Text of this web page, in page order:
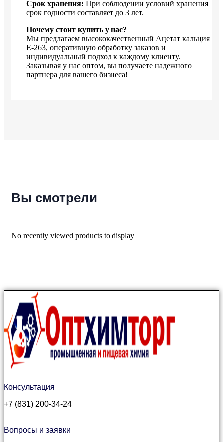
Срок хранения: При соблюдении условий хранения
срок годности составляет до 3 лет.
Почему стоит купить у нас?
Мы предлагаем высококачественный Ацетат кальция
Е-263, оперативную обработку заказов и
индивидуальный подход к каждому клиенту.
Заказывая у нас оптом, вы получаете надежного
партнера для вашего бизнеса!
Вы смотрели
No recently viewed products to display
Консультация
+7 (831) 200-34-24
Вопросы и заявки